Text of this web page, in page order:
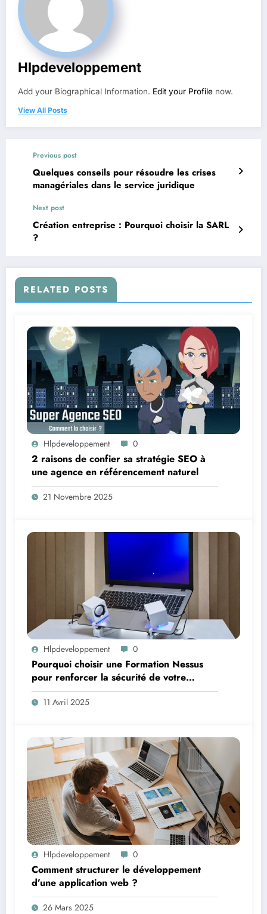
Hlpdeveloppement
Add your Biographical Information. Edit your Profile now.
View All Posts
Previous post
Quelques conseils pour résoudre les crises
managériales dans le service juridique
Next post
Création entreprise : Pourquoi choisir la SARL
?
RELATED POSTS
Hlpdeveloppement 0
2 raisons de confier sa stratégie SEO à
une agence en référencement naturel
21 Novembre 2025
Hlpdeveloppement 0
Pourquoi choisir une Formation Nessus
pour renforcer la sécurité de votre
système
11 Avril 2025
Hlpdeveloppement 0
Comment structurer le développement
d’une application web ?
26 Mars 2025